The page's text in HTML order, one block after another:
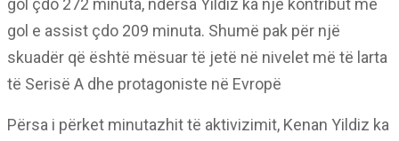
gol çdo 272 minuta, ndërsa Yildiz ka një kontribut me
gol e assist çdo 209 minuta. Shumë pak për një
skuadër që është mësuar të jetë në nivelet më të larta
të Serisë A dhe protagoniste në Evropë
Përsa i përket minutazhit të aktivizimit, Kenan Yildiz ka